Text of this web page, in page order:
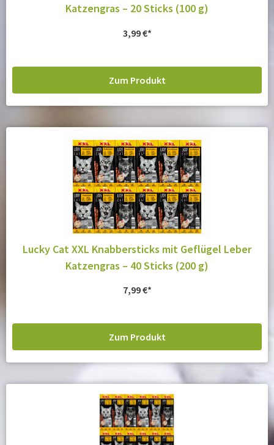
Katzengras – 20 Sticks (100 g)
3,99€
Zum Produkt
Lucky Cat XXL Knabbersticks mit Geflügel Leber
Katzengras – 40 Sticks (200 g)
7,99€
Zum Produkt